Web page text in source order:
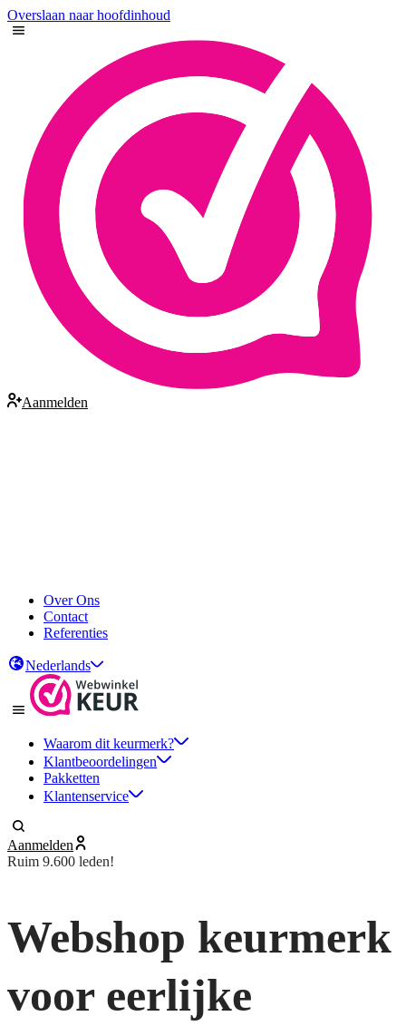
Overslaan naar hoofdinhoud
Aanmelden
Over Ons
Contact
Referenties
Nederlands
Waarom dit keurmerk?
Klantbeoordelingen
Pakketten
Klantenservice
Aanmelden
Ruim 9.600 leden!
Webshop keurmerk
voor eerlijke